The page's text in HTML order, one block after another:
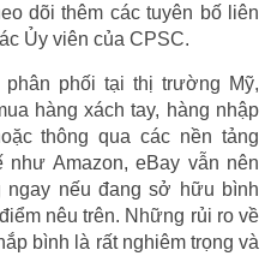
dõi thêm các tuyên bố liên
Ủy viên của CPSC.
phối tại thị trường Mỹ,
hàng xách tay, hàng nhập
thông qua các nền tảng
Amazon, eBay vẫn nên
nếu đang sở hữu bình
nêu trên. Những rủi ro về
bình là rất nghiêm trọng và